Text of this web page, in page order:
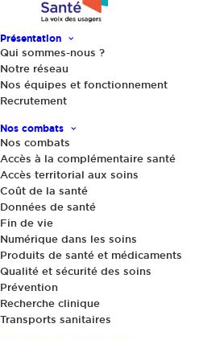
Présentation
Qui sommes-nous ?
Notre réseau
Nos équipes et fonctionnement
Recrutement
Nos combats
Nos combats
Accès à la complémentaire santé
Accès territorial aux soins
Coût de la santé
Données de santé
Fin de vie
Numérique dans les soins
Produits de santé et médicaments
Qualité et sécurité des soins
Prévention
Recherche clinique
Transports sanitaires
Accueil
résultats à charge